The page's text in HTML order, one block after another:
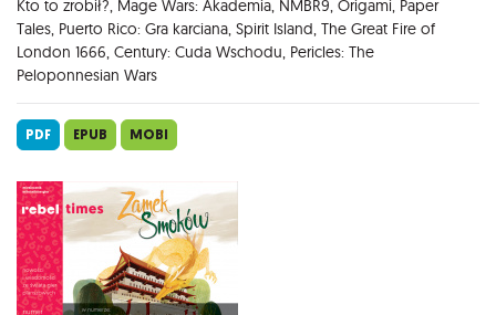
Kto to zrobił?, Mage Wars: Akademia, NMBR9, Origami, Paper
Tales, Puerto Rico: Gra karciana, Spirit Island, The Great Fire of
London 1666, Century: Cuda Wschodu, Pericles: The
Peloponnesian Wars
PDF EPUB MOBI